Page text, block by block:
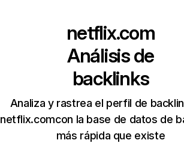
netflix.com
Análisis de
backlinks
Analiza y rastrea el perfil de
netflix.comcon la base de datos de
más rápida que existe